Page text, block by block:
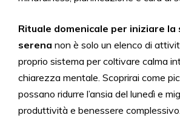
Rituale domenicale per iniziare
serena non è solo un elenco di
proprio sistema per coltivare calma
chiarezza mentale. Scoprirai come
possano ridurre l’ansia del lunedì e
produttività e benessere complessivo.